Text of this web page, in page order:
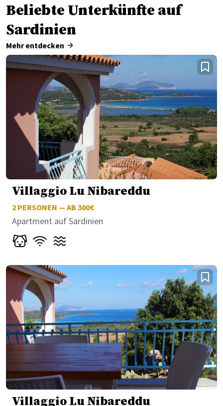
Beliebte Unterkünfte auf
Sardinien
Mehr entdecken
Villaggio Lu Nibareddu
2 PERSONEN — AB 300€
Apartment auf Sardinien
Villaggio Lu Nibareddu